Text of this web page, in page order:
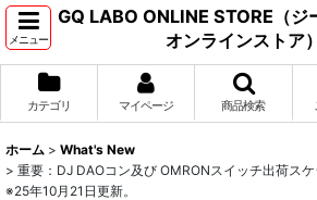
メニュー
GQ LABO ONLINE STORE（ジ
オンラインストア）
カテゴリ マイページ 商品検索
ホーム > What's New
> 重要：DJ DAOコン及び OMRONスイッチ出荷ス
※25年10月21日更新。